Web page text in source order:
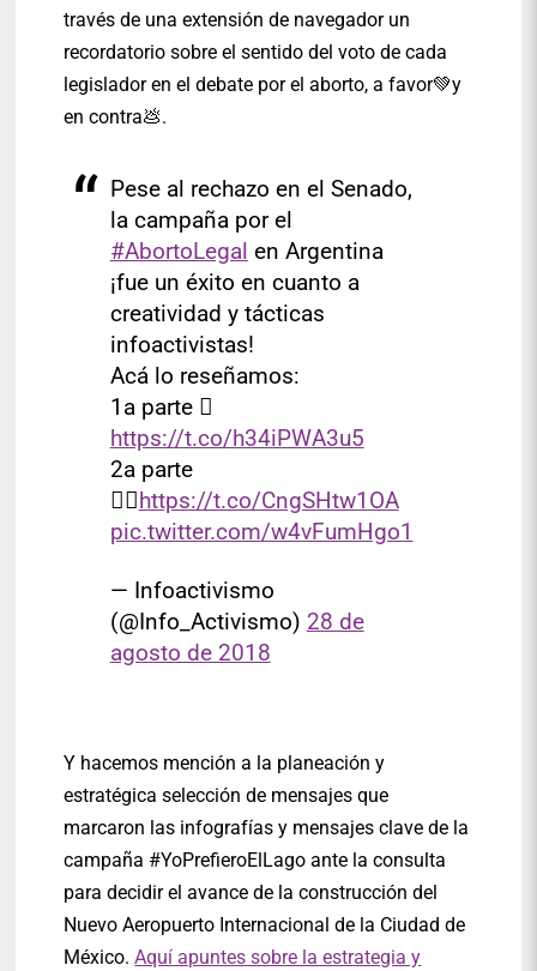
través de una extensión de navegador un
recordatorio sobre el sentido del voto de cada
legislador en el debate por el aborto, a favor💚y
en contra💩.
Pese al rechazo en el Senado,
la campaña por el
#AbortoLegal en Argentina
¡fue un éxito en cuanto a
creatividad y tácticas
infoactivistas!
Acá lo reseñamos:
1a parte 
https://t.co/h34iPWA3u5
2a parte
https://t.co/CngSHtw1OA
pic.twitter.com/w4vFumHgo1
— Infoactivismo
(@Info_Activismo) 28 de
agosto de 2018
Y hacemos mención a la planeación y
estratégica selección de mensajes que
marcaron las infografías y mensajes clave de la
campaña #YoPrefieroElLago ante la consulta
para decidir el avance de la construcción del
Nuevo Aeropuerto Internacional de la Ciudad de
México.Aquí apuntes sobre la estrategia y